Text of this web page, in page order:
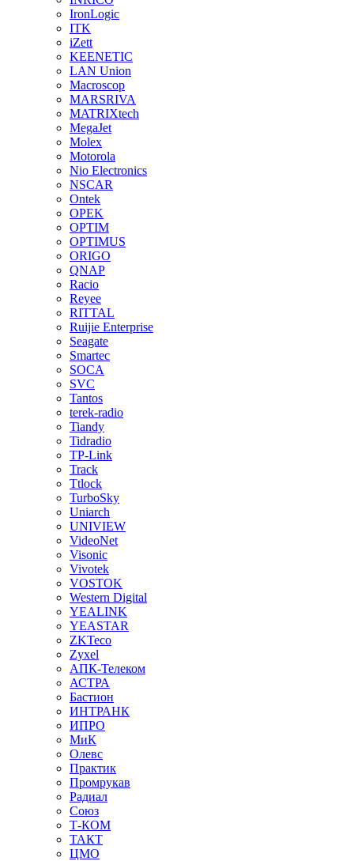
IronLogic
ITK
iZett
KEENETIC
LAN Union
Macroscop
MARSRIVA
MATRIXtech
MegaJet
Molex
Motorola
Nio Electronics
NSCAR
Ontek
OPEK
OPTIM
OPTIMUS
ORIGO
QNAP
Racio
Reyee
RITTAL
Ruijie Enterprise
Seagate
Smartec
SOCA
SVC
Tantos
terek-radio
Tiandy
Tidradio
TP-Link
Track
Ttlock
TurboSky
Uniarch
UNIVIEW
VideoNet
Visonic
Vivotek
VOSTOK
Western Digital
YEALINK
YEASTAR
ZKTeco
Zyxel
АПК-Телеком
АСТРА
Бастион
ИНТРАНК
ИПРО
МиК
Олевс
Практик
Промрукав
Радиал
Союз
Т-КОМ
ТАКТ
ЦМО